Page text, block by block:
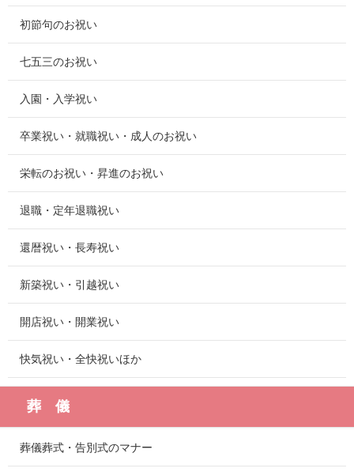
初節句のお祝い
七五三のお祝い
入園・入学祝い
卒業祝い・就職祝い・成人のお祝い
栄転のお祝い・昇進のお祝い
退職・定年退職祝い
還暦祝い・長寿祝い
新築祝い・引越祝い
開店祝い・開業祝い
快気祝い・全快祝いほか
葬 儀
葬儀葬式・告別式のマナー